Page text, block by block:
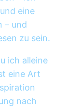
eine
– und
zu sein.
ich alleine
eine Art
nach